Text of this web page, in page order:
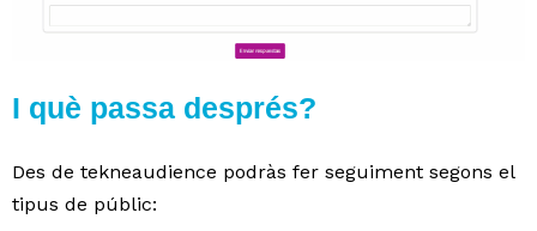
I què passa després?
Des de tekneaudience podràs fer seguiment segons el
tipus de públic: